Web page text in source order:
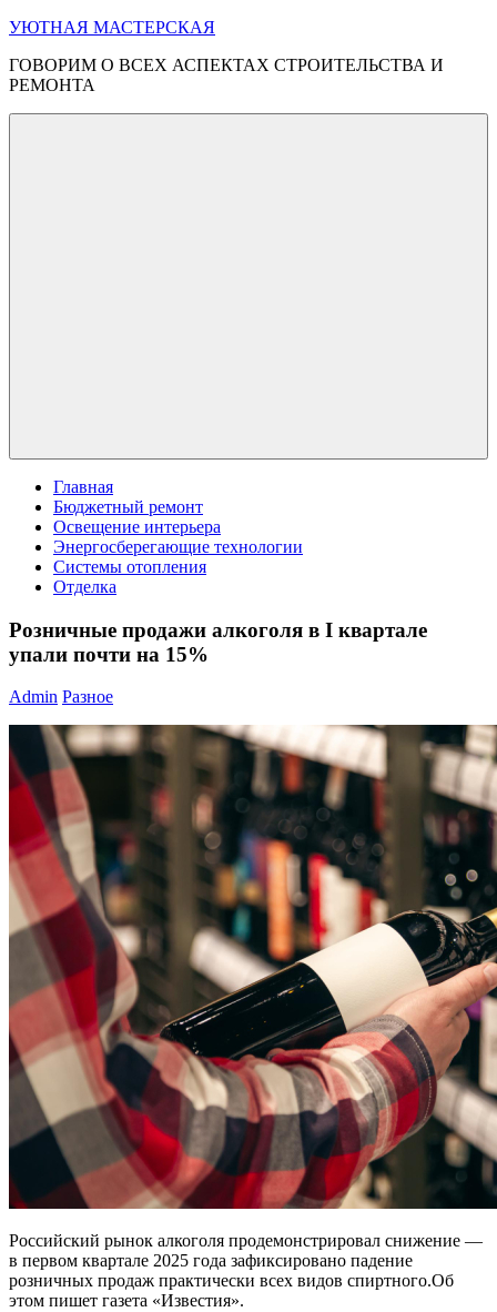
Перейти
содержимому
УЮТНАЯ МАСТЕРСКАЯ
ГОВОРИМ О ВСЕХ АСПЕКТАХ СТРОИТЕЛЬСТВА И
РЕМОНТА
Главная
Бюджетный ремонт
Освещение интерьера
Энергосберегающие технологии
Системы отопления
Отделка
Розничные продажи алкоголя в I квартале
упали почти на 15%
Admin Разное
Российский рынок алкоголя продемонстрировал снижение —
в первом квартале 2025 года зафиксировано падение
розничных продаж практически всех видов спиртного.Об
этом пишет газета «Известия».